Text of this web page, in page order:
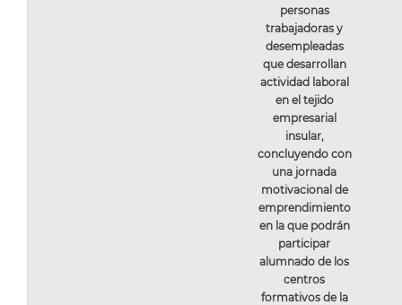
personas
trabajadoras y
desempleadas
que desarrollan
actividad laboral
en el tejido
empresarial
insular,
concluyendo con
una jornada
motivacional de
emprendimiento
en la que podrán
participar
alumnado de los
centros
formativos de la